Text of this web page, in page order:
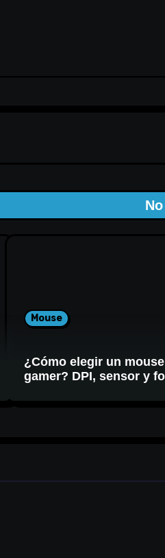
Mouse
¿Cómo elegir un mouse
gamer? DPI, sensor y